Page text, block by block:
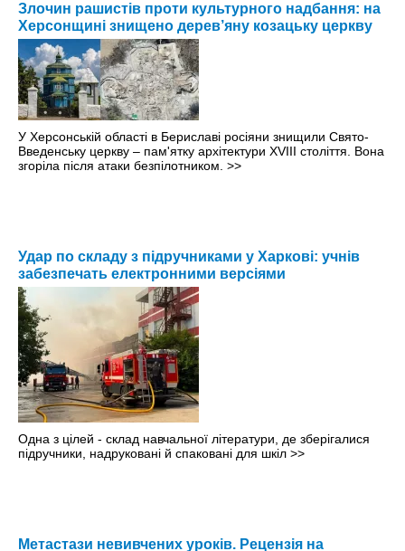
Злочин рашистів проти культурного надбання: на
Херсонщині знищено дерев’яну козацьку церкву
У Херсонській області в Бериславі росіяни знищили Свято-
Введенську церкву – пам'ятку архітектури XVIII століття. Вона
згоріла після атаки безпілотником. >>
Удар по складу з підручниками у Харкові: учнів
забезпечать електронними версіями
Одна з цілей - склад навчальної літератури, де зберігалися
підручники, надруковані й спаковані для шкіл >>
Метастази невивчених уроків. Рецензія на